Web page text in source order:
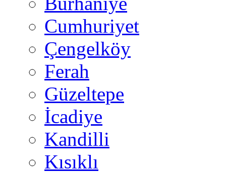
Cumhuriyet
Çengelköy
Ferah
Güzeltepe
İcadiye
Kandilli
Kısıklı